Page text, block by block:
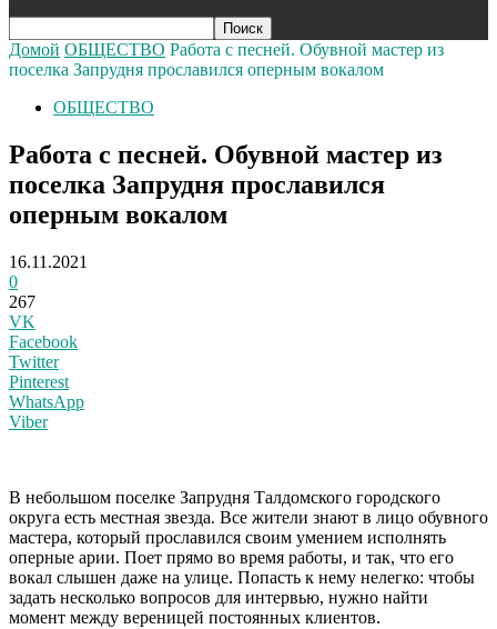
Домой ОБЩЕСТВО Работа с песней. Обувной мастер из
поселка Запрудня прославился оперным вокалом
ОБЩЕСТВО
Работа с песней. Обувной мастер из
поселка Запрудня прославился
оперным вокалом
16.11.2021
0
267
VK
Facebook
Twitter
Pinterest
WhatsApp
Viber
В небольшом поселке Запрудня Талдомского городского
округа есть местная звезда. Все жители знают в лицо обувного
мастера, который прославился своим умением исполнять
оперные арии. Поет прямо во время работы, и так, что его
вокал слышен даже на улице. Попасть к нему нелегко: чтобы
задать несколько вопросов для интервью, нужно найти
момент между вереницей постоянных клиентов.